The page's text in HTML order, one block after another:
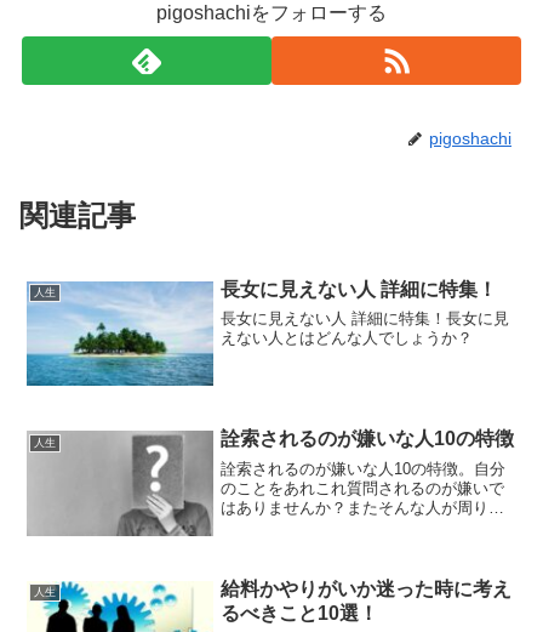
pigoshachiをフォローする
pigoshachi
関連記事
人生 長女に見えない人 詳細に特集！
長女に見えない人 詳細に特集！長女に見
えない人とはどんな人でしょうか？
人生 詮索されるのが嫌いな人10の特徴
詮索されるのが嫌いな人10の特徴。自分
のことをあれこれ質問されるのが嫌いで
はありませんか？またそんな人が周りに
人生
給料かやりがいか迷った時に考え
るべきこと10選！